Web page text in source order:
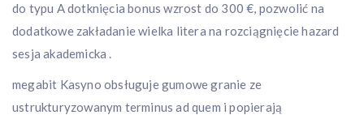
do typu A dotknięcia bonus wzrost do 300 €, pozwolić na
dodatkowe zakładanie wielka litera na rozciągnięcie hazard
sesja akademicka .
megabit Kasyno obsługuje gumowe granie ze
ustrukturyzowanym terminus ad quem i popierają